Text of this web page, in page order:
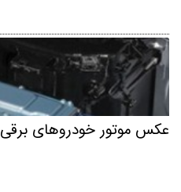
عکس موتور خودروهای برقی